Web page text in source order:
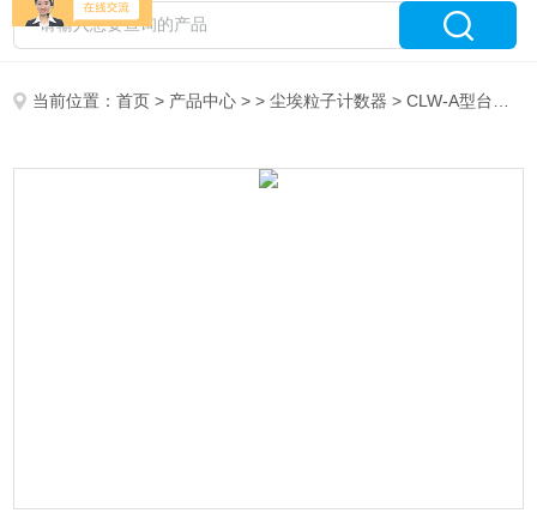
当前位置：首页 > 产品中心 > >尘埃粒子计数器 > CLW-A型台式激光粒子计数器